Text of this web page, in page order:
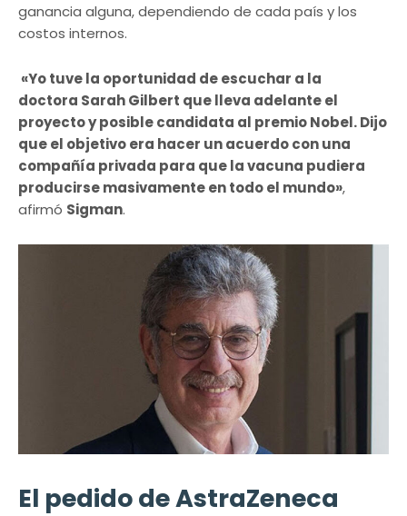
ganancia alguna, dependiendo de cada país y los
costos internos.
«Yo tuve la oportunidad de escuchar a la
doctora Sarah Gilbert que lleva adelante el
proyecto y posible candidata al premio Nobel. Dijo
que el objetivo era hacer un acuerdo con una
compañía privada para que la vacuna pudiera
producirse masivamente en todo el mundo»,
afirmó Sigman.
El pedido de AstraZeneca